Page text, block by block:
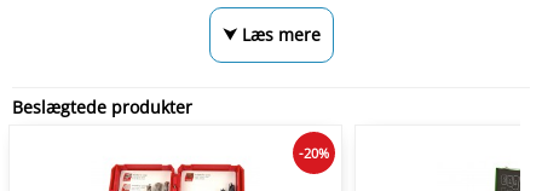
⮟ Læs mere
Beslægtede produkter
-20%